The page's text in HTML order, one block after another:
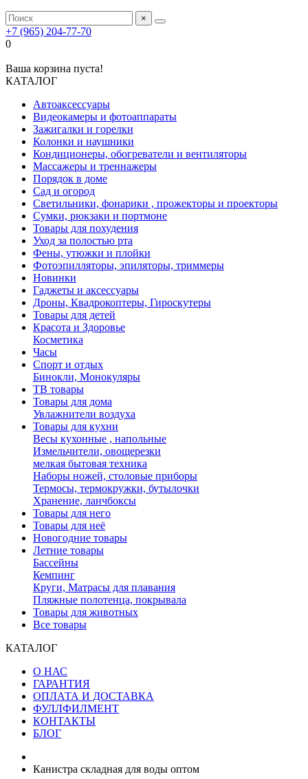
×
+7 (965) 204-77-70
0
Ваша корзина пуста!
КАТАЛОГ
Автоаксессуары
Видеокамеры и фотоаппараты
Зажигалки и горелки
Колонки и наушники
Кондиционеры, обогреватели и вентиляторы
Массажеры и треннажеры
Порядок в доме
Сад и огород
Светильники, фонарики , прожекторы и проекторы
Сумки, рюкзаки и портмоне
Товары для похудения
Уход за полостью рта
Фены, утюжки и плойки
Фотоэпилляторы, эпиляторы, триммеры
Новинки
Гаджеты и аксессуары
Дроны, Квадрокоптеры, Гироскутеры
Товары для детей
Красота и Здоровье
Косметика
Часы
Спорт и отдых
Бинокли, Монокуляры
ТВ товары
Товары для дома
Увлажнители воздуха
Товары для кухни
Весы кухонные , напольные
Измельчители, овощерезки
мелкая бытовая техника
Наборы ножей, столовые приборы
Термосы, термокружки, бутылочки
Хранение, ланчбоксы
Товары для него
Товары для неё
Новогодние товары
Летние товары
Бассейны
Кемпинг
Круги, Матрасы для плавания
Пляжные полотенца, покрывала
Товары для животных
Все товары
КАТАЛОГ
О НАС
ГАРАНТИЯ
ОПЛАТА И ДОСТАВКА
ФУЛЛФИЛМЕНТ
КОНТАКТЫ
БЛОГ
Канистра складная для воды оптом